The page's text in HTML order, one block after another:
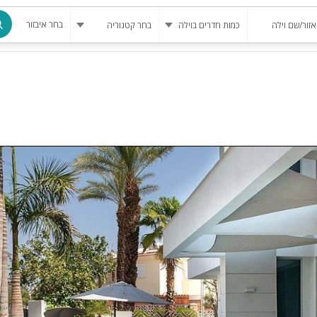
בחר איבזור
פינת מנגל
להשכרה
סאונה
קריוקי
גקוזי
שולחן